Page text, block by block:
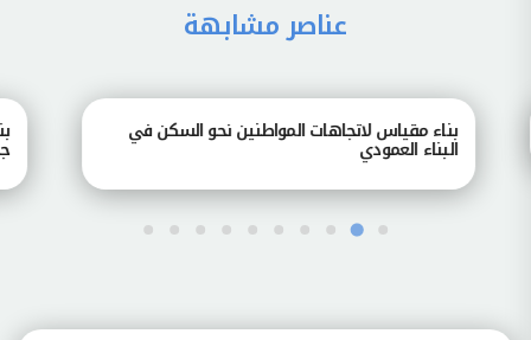
عناصر مشابهة
بناء مقياس لاتجاهات المواطنين نحو السكن في
البناء العمودي